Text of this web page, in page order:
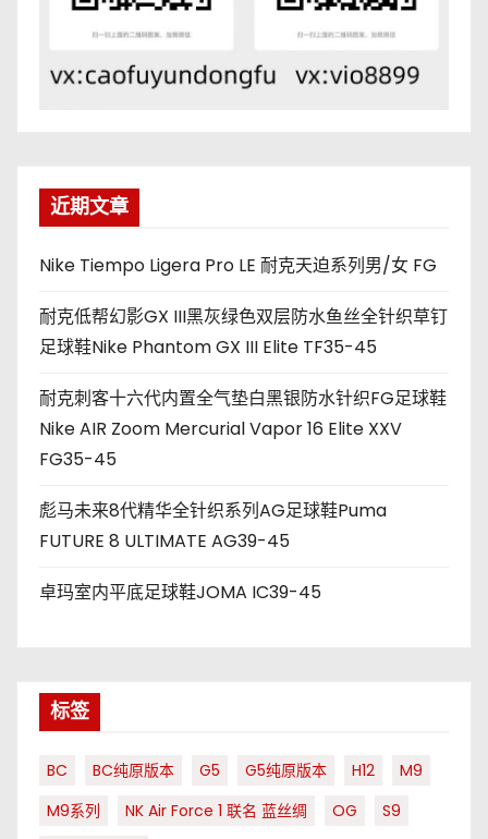
近期文章
Nike Tiempo Ligera Pro LE 耐克天迫系列男/女 FG
耐克低帮幻影GX III黑灰绿色双层防水鱼丝全针织草钉
足球鞋Nike Phantom GX III Elite TF35-45
耐克刺客十六代内置全气垫白黑银防水针织FG足球鞋
Nike AIR Zoom Mercurial Vapor 16 Elite XXV
FG35-45
彪马未来8代精华全针织系列AG足球鞋Puma
FUTURE 8 ULTIMATE AG39-45
卓玛室内平底足球鞋JOMA IC39-45
标签
BC BC纯原版本 G5 G5纯原版本 H12
M9
M9系列
NK Air Force 1 联名 蓝丝绸 OG
S9